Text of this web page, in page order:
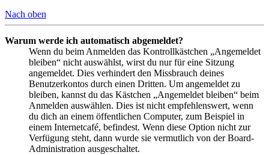
Nach oben
Warum werde ich automatisch abgemeldet?
Wenn du beim Anmelden das Kontrollkästchen „Angemeldet
bleiben“ nicht auswählst, wirst du nur für eine Sitzung
angemeldet. Dies verhindert den Missbrauch deines
Benutzerkontos durch einen Dritten. Um angemeldet zu
bleiben, kannst du das Kästchen „Angemeldet bleiben“ beim
Anmelden auswählen. Dies ist nicht empfehlenswert, wenn
du dich an einem öffentlichen Computer, zum Beispiel in
einem Internetcafé, befindest. Wenn diese Option nicht zur
Verfügung steht, dann wurde sie vermutlich von der Board-
Administration ausgeschaltet.